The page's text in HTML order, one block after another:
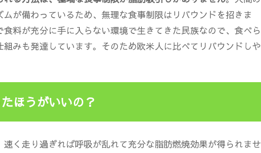
が備わっているため、無理な食事制限はリバウンドを招きま
料が充分に手に入らない環境で生きてきた民族なので、食べら
みも発達しています。そのため欧米人に比べてリバウンドしや
ほうがいいの？
く走り過ぎれば呼吸が乱れて充分な脂肪燃焼効果が得られませ